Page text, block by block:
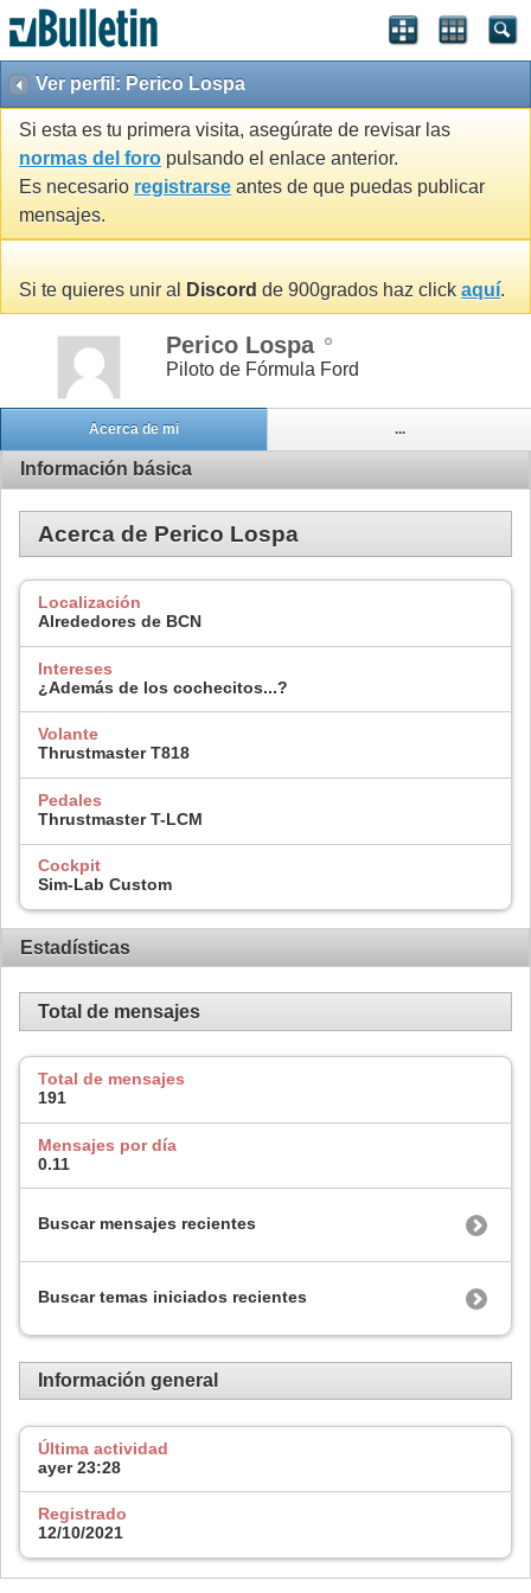
Ver perfil: Perico Lospa
Si esta es tu primera visita, asegúrate de revisar las
normas del foro pulsando el enlace anterior.
Es necesario registrarse antes de que puedas publicar
mensajes.
Si te quieres unir al Discord de 900grados haz click aquí.
Perico Lospa
Piloto de Fórmula Ford
Acerca de mi ...
Información básica
Acerca de Perico Lospa
Localización
Alrededores de BCN
Intereses
¿Además de los cochecitos...?
Volante
Thrustmaster T818
Pedales
Thrustmaster T-LCM
Cockpit
Sim-Lab Custom
Estadísticas
Total de mensajes
Total de mensajes
191
Mensajes por día
0.11
Buscar mensajes recientes
Buscar temas iniciados recientes
Información general
Última actividad
ayer23:28
Registrado
12/10/2021